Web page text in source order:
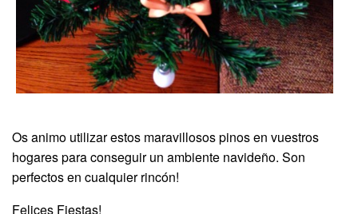
Os animo utilizar estos maravillosos pinos en vuestros
hogares para conseguir un ambiente navideño. Son
perfectos en cualquier rincón!
Felices Fiestas!